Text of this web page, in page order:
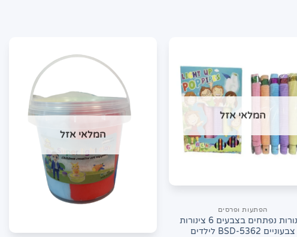
המלאי אזל
הפתעות ופרסים
צינורות נפתחים בצבעים 6 צינורות
צבעוניים BSD-5362 לילדים
המלאי אזל